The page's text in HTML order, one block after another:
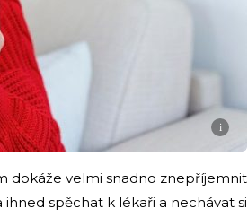
i
dokáže velmi snadno znepříjemnit
spěchat k lékaři a nechávat si